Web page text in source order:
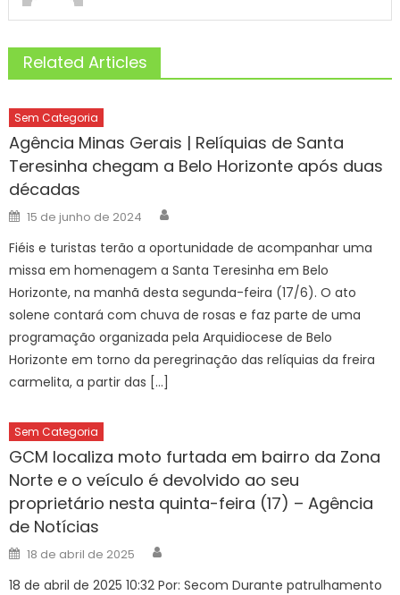
Related Articles
Sem Categoria
Agência Minas Gerais | Relíquias de Santa
Teresinha chegam a Belo Horizonte após duas
décadas
Posted
on
15 de junho de 2024
Fiéis e turistas terão a oportunidade de acompanhar uma
missa em homenagem a Santa Teresinha em Belo
Horizonte, na manhã desta segunda-feira (17/6). O ato
solene contará com chuva de rosas e faz parte de uma
programação organizada pela Arquidiocese de Belo
Horizonte em torno da peregrinação das relíquias da freira
carmelita, a partir das […]
Sem Categoria
GCM localiza moto furtada em bairro da Zona
Norte e o veículo é devolvido ao seu
proprietário nesta quinta-feira (17) – Agência
de Notícias
Posted
on
18 de abril de 2025
18 de abril de 2025 10:32 Por: Secom Durante patrulhamento